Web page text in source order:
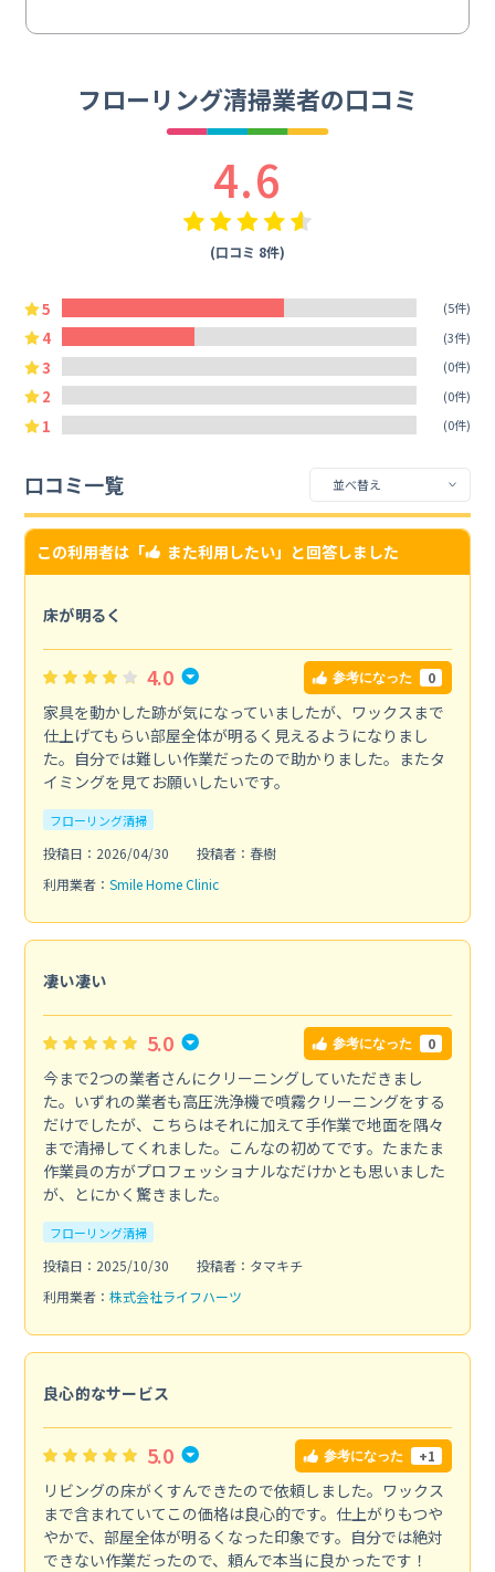
フローリング清掃業者の口コミ
4.6
(口コミ 8件)
5 (5件)
4 (3件)
3 (0件)
2 (0件)
1 (0件)
口コミ一覧
この利用者は「 また利用したい」と回答しました
床が明るく
4.0 参考になった 0
家具を動かした跡が気になっていましたが、ワックスまで
仕上げてもらい部屋全体が明るく見えるようになりまし
た。自分では難しい作業だったので助かりました。またタ
イミングを見てお願いしたいです。
フローリング清掃
投稿日：2026/04/30
投稿者：春樹
利用業者： Smile Home Clinic
凄い凄い
5.0 参考になった 0
今まで2つの業者さんにクリーニングしていただきまし
た。いずれの業者も高圧洗浄機で噴霧クリーニングをする
だけでしたが、こちらはそれに加えて手作業で地面を隅々
まで清掃してくれました。こんなの初めてです。たまたま
作業員の方がプロフェッショナルなだけかとも思いました
が、とにかく驚きました。
フローリング清掃
投稿日：2025/10/30
投稿者：タマキチ
利用業者： 株式会社ライフハーツ
良心的なサービス
5.0 参考になった +1
リビングの床がくすんできたので依頼しました。ワックス
まで含まれていてこの価格は良心的です。仕上がりもつや
やかで、部屋全体が明るくなった印象です。自分では絶対
できない作業だったので、頼んで本当に良かったです！